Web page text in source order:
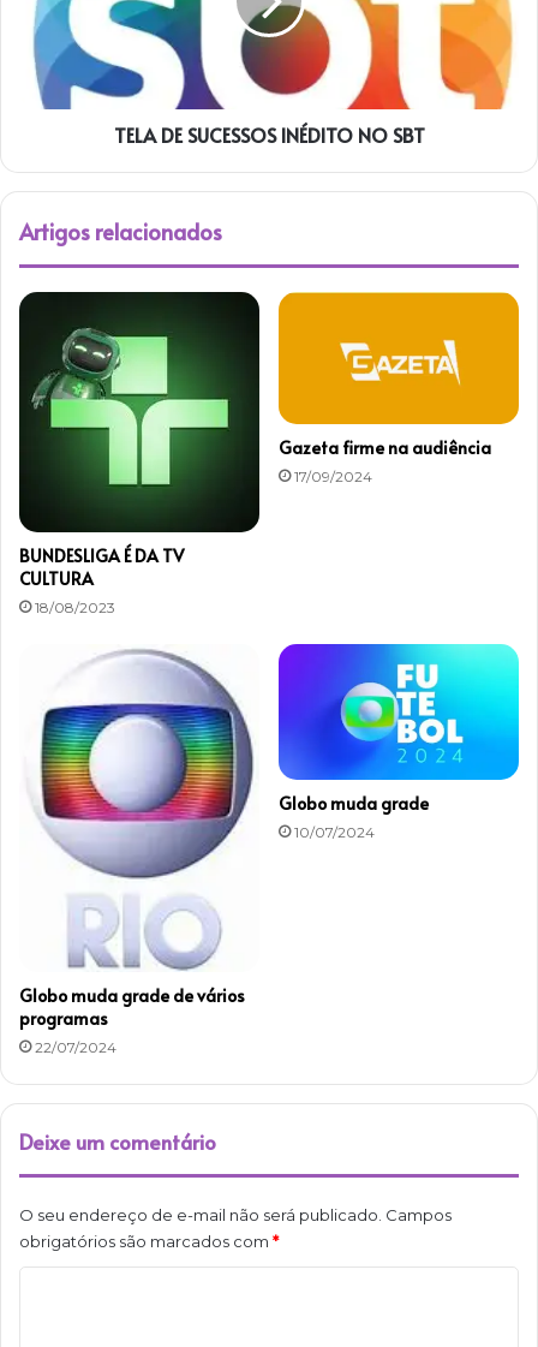
NO
SBT
TELA DE SUCESSOS INÉDITO NO SBT
Artigos relacionados
BUNDESLIGA É DA TV
CULTURA
18/08/2023
Gazeta firme na audiência
17/09/2024
Globo muda grade de vários
programas
22/07/2024
Globo muda grade
10/07/2024
Deixe um comentário
O seu endereço de e-mail não será publicado. Campos
obrigatórios são marcados com *